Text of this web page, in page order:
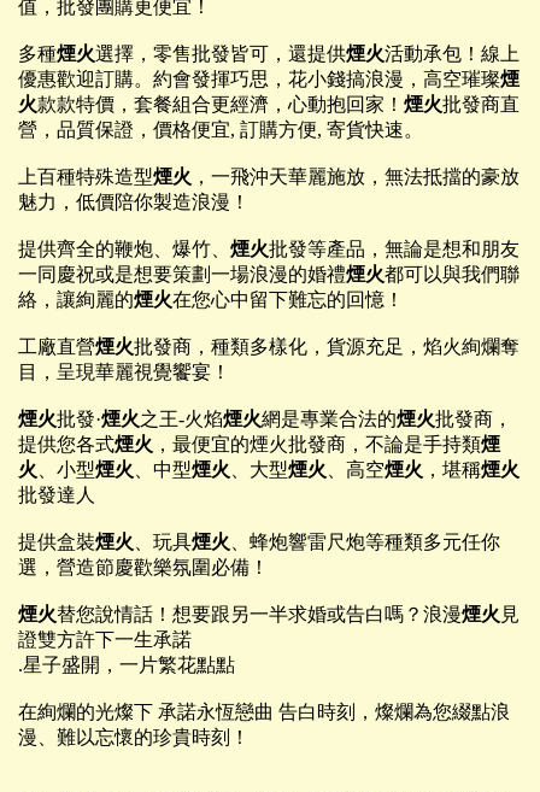
值，批發團購更便宜！
多種煙火選擇，零售批發皆可，還提供煙火活動承包！線上
優惠歡迎訂購。約會發揮巧思，花小錢搞浪漫，高空璀璨煙
火款款特價，套餐組合更經濟，心動抱回家！ 煙火批發商直
營，品質保證，價格便宜, 訂購方便, 寄貨快速。
上百種特殊造型煙火 ，一飛沖天華麗施放，無法抵擋的豪放
魅力，低價陪你製造浪漫！
提供齊全的鞭炮、爆竹、 煙火批發等產品，無論是想和朋友
一同慶祝或是想要策劃一場浪漫的婚禮煙火都可以與我們聯
絡，讓絢麗的煙火在您心中留下難忘的回憶！
工廠直營煙火批發商，種類多樣化，貨源充足，焰火絢爛奪
目，呈現華麗視覺饗宴！
煙火批發·煙火之王-火焰煙火網是專業合法的煙火批發商，
提供您各式煙火 ，最便宜的煙火批發商，不論是手持類煙
火 、小型煙火 、中型煙火 、大型煙火 、高空煙火 ，堪稱煙火
批發達人
提供盒裝煙火 、玩具煙火 、蜂炮響雷尺炮等種類多元任你
選，營造節慶歡樂氛圍必備！
煙火替您說情話！想要跟另一半求婚或告白嗎？浪漫煙火 見
證雙方許下一生承諾
.星子盛開，一片繁花點點
在絢爛的光燦下 承諾永恆戀曲 告白時刻，燦爛為您綴點浪
漫、難以忘懷的珍貴時刻！